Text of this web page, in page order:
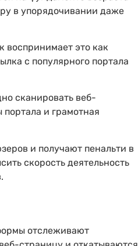
в упорядочивании даже
воспринимает это как
с популярного портала
сканировать веб-
и грамотная
и получают пенальти в
скорость деятельность
отслеживают